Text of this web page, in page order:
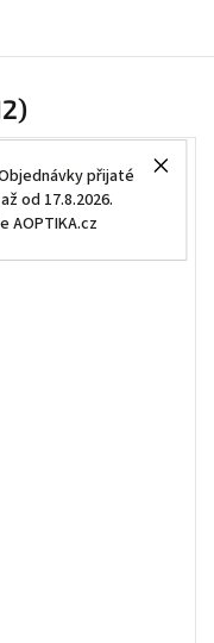
Objednávky přijaté
od 17.8.2026.
AOPTIKA.cz